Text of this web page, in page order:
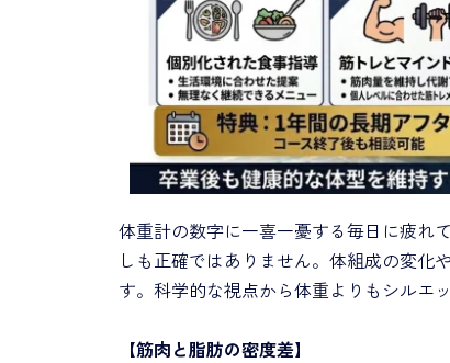
体重計の数字に一喜一憂する毎日に疲れ
しも正確ではありません。体組成の変化
す。科学的な視点から体重よりもシルエ
【筋肉と脂肪の密度差】